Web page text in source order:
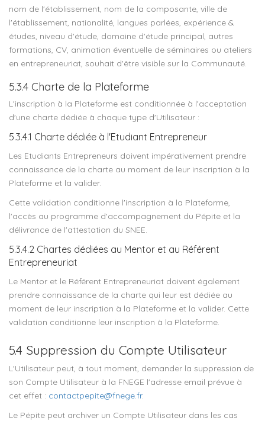
nom de l'établissement, nom de la composante, ville de
l'établissement, nationalité, langues parlées, expérience &
études, niveau d'étude, domaine d'étude principal, autres
formations, CV, animation éventuelle de séminaires ou ateliers
en entrepreneuriat, souhait d'être visible sur la Communauté.
5.3.4 Charte de la Plateforme
L'inscription à la Plateforme est conditionnée à l'acceptation
d'une charte dédiée à chaque type d'Utilisateur :
5.3.4.1 Charte dédiée à l'Etudiant Entrepreneur
Les Etudiants Entrepreneurs doivent impérativement prendre
connaissance de la charte au moment de leur inscription à la
Plateforme et la valider.
Cette validation conditionne l'inscription à la Plateforme,
l'accès au programme d'accompagnement du Pépite et la
délivrance de l'attestation du SNEE.
5.3.4.2 Chartes dédiées au Mentor et au Référent
Entrepreneuriat
Le Mentor et le Référent Entrepreneuriat doivent également
prendre connaissance de la charte qui leur est dédiée au
moment de leur inscription à la Plateforme et la valider. Cette
validation conditionne leur inscription à la Plateforme.
5.4 Suppression du Compte Utilisateur
L'Utilisateur peut, à tout moment, demander la suppression de
son Compte Utilisateur à la FNEGE l'adresse email prévue à
cet effet : contactpepite@fnege.fr.
Le Pépite peut archiver un Compte Utilisateur dans les cas